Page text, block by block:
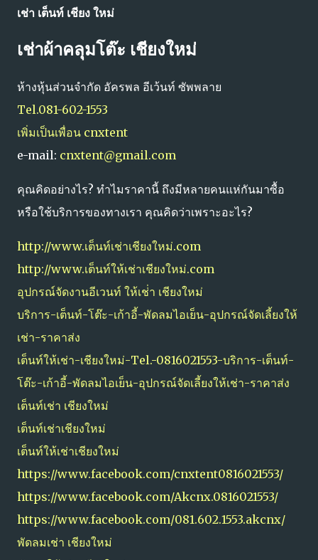
เช่า เต็นท์ เชียง ใหม่
เช่าผ้าคลุมโต๊ะ เชียงใหม่
ห้างหุ้นส่วนจำกัด อัครพล อีเว้นท์ ซัพพลาย
Tel.081-602-1553
เพิ่มเป็นเพื่อน cnxtent
e-mail: cnxtent@gmail.com
คุณคิดอย่างไร? ทำไมราคานี้ ถึงมีหลายคนแห่กันมาซื้อ
หรือใช้บริการของทางเรา คุณคิดว่าเพราะอะไร?
http://www.เต็นท์เช่าเชียงใหม่.com
http://www.เต็นท์ให้เช่าเชียงใหม่.com
อุปกรณ์จัดงานอีเวนท์ ให้เช่่า เชียงใหม่
บริการ-เต็นท์-โต๊ะ-เก้าอี้-พัดลมไอเย็น-อุปกรณ์จัดเลี้ยงให้
เช่า-ราคาส่ง
เต็นท์ให้เช่า-เชียงใหม่-Tel.-0816021553-บริการ-เต็นท์-
โต๊ะ-เก้าอี้-พัดลมไอเย็น-อุปกรณ์จัดเลี้ยงให้เช่า-ราคาส่ง
เต็นท์เช่า เชียงใหม่
เต็นท์เช่าเชียงใหม่
เต็นท์ให้เช่าเชียงใหม่
https://www.facebook.com/cnxtent0816021553/
https://www.facebook.com/Akcnx.0816021553/
https://www.facebook.com/081.602.1553.akcnx/
พัดลมเช่า เชียงใหม่